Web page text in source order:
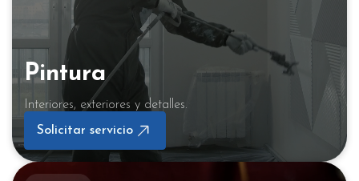
Pintura
Interiores, exteriores y detalles.
Solicitar servicio